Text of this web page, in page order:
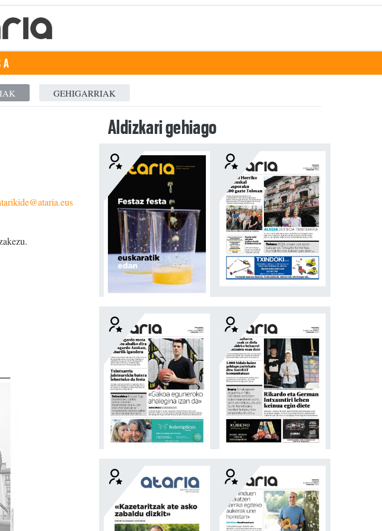
GEHIGARRIAK
Aldizkari gehiago